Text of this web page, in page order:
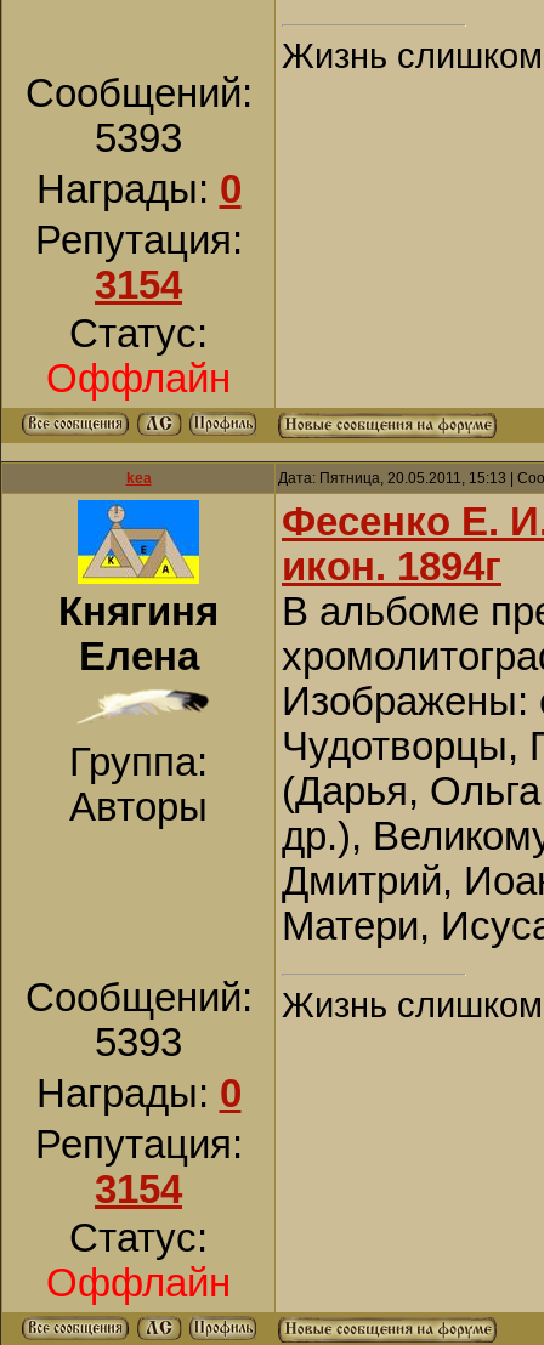
Сообщений:
5393
Награды: 0
Репутация:
3154
Статус:
Оффлайн
Жизнь слишком
kea Дата: Пятница, 20.05.2011, 15:13 |
Княгиня
Елена
Группа:
Авторы
Сообщений:
5393
Награды: 0
Репутация:
3154
Статус:
Оффлайн
Фесенко Е.
икон. 1894г
В альбоме
Изображены:
Чудотворцы,
(Дарья,
др.),
Дмитрий,
Матери,
Жизнь слишком